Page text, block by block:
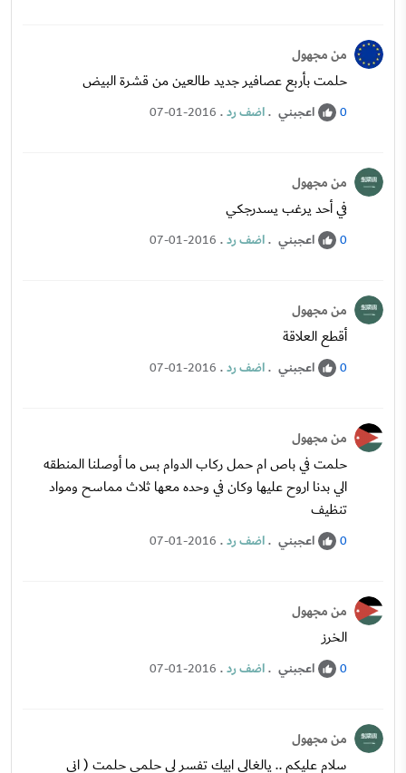
من مجهول
حلمت بأربع عصافير جديد طالعين من قشرة البيض
0 اعجبني .اضف رد.
07-01-2016
من مجهول
في أحد يرغب يسدرجكي
0 اعجبني .اضف رد.
07-01-2016
من مجهول
أقطع العلاقة
0 اعجبني .اضف رد.
07-01-2016
من مجهول
حلمت في باص ام حمل ركاب الدوام بس ما أوصلنا المنطقه
الي بدنا اروح عليها وكان في وحده معها ثلاث مماسح ومواد
تنظيف
0 اعجبني .اضف رد.
07-01-2016
من مجهول
الخرز
0 اعجبني .اضف رد.
07-01-2016
من مجهول
سلام عليكم .. يالغالي ابيك تفسر لي حلمي حلمت ( اني